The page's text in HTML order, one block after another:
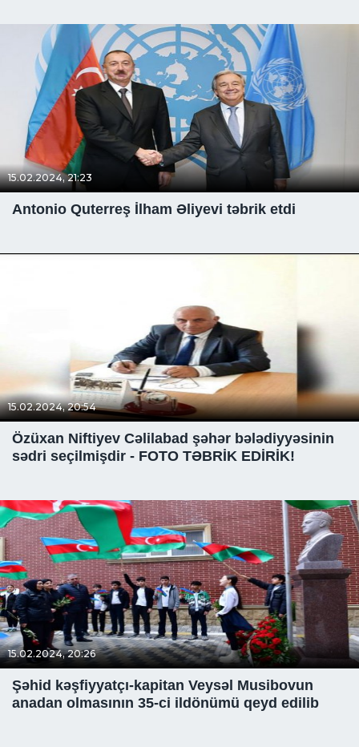
15.02.2024, 21:23
Antonio Quterreş İlham Əliyevi təbrik etdi
15.02.2024, 20:54
Özüxan Niftiyev Cəlilabad şəhər bələdiyyəsinin
sədri seçilmişdir - FOTO TƏBRİK EDİRİK!
15.02.2024, 20:26
Şəhid kəşfiyyatçı-kapitan Veysəl Musibovun
anadan olmasının 35-ci ildönümü qeyd edilib